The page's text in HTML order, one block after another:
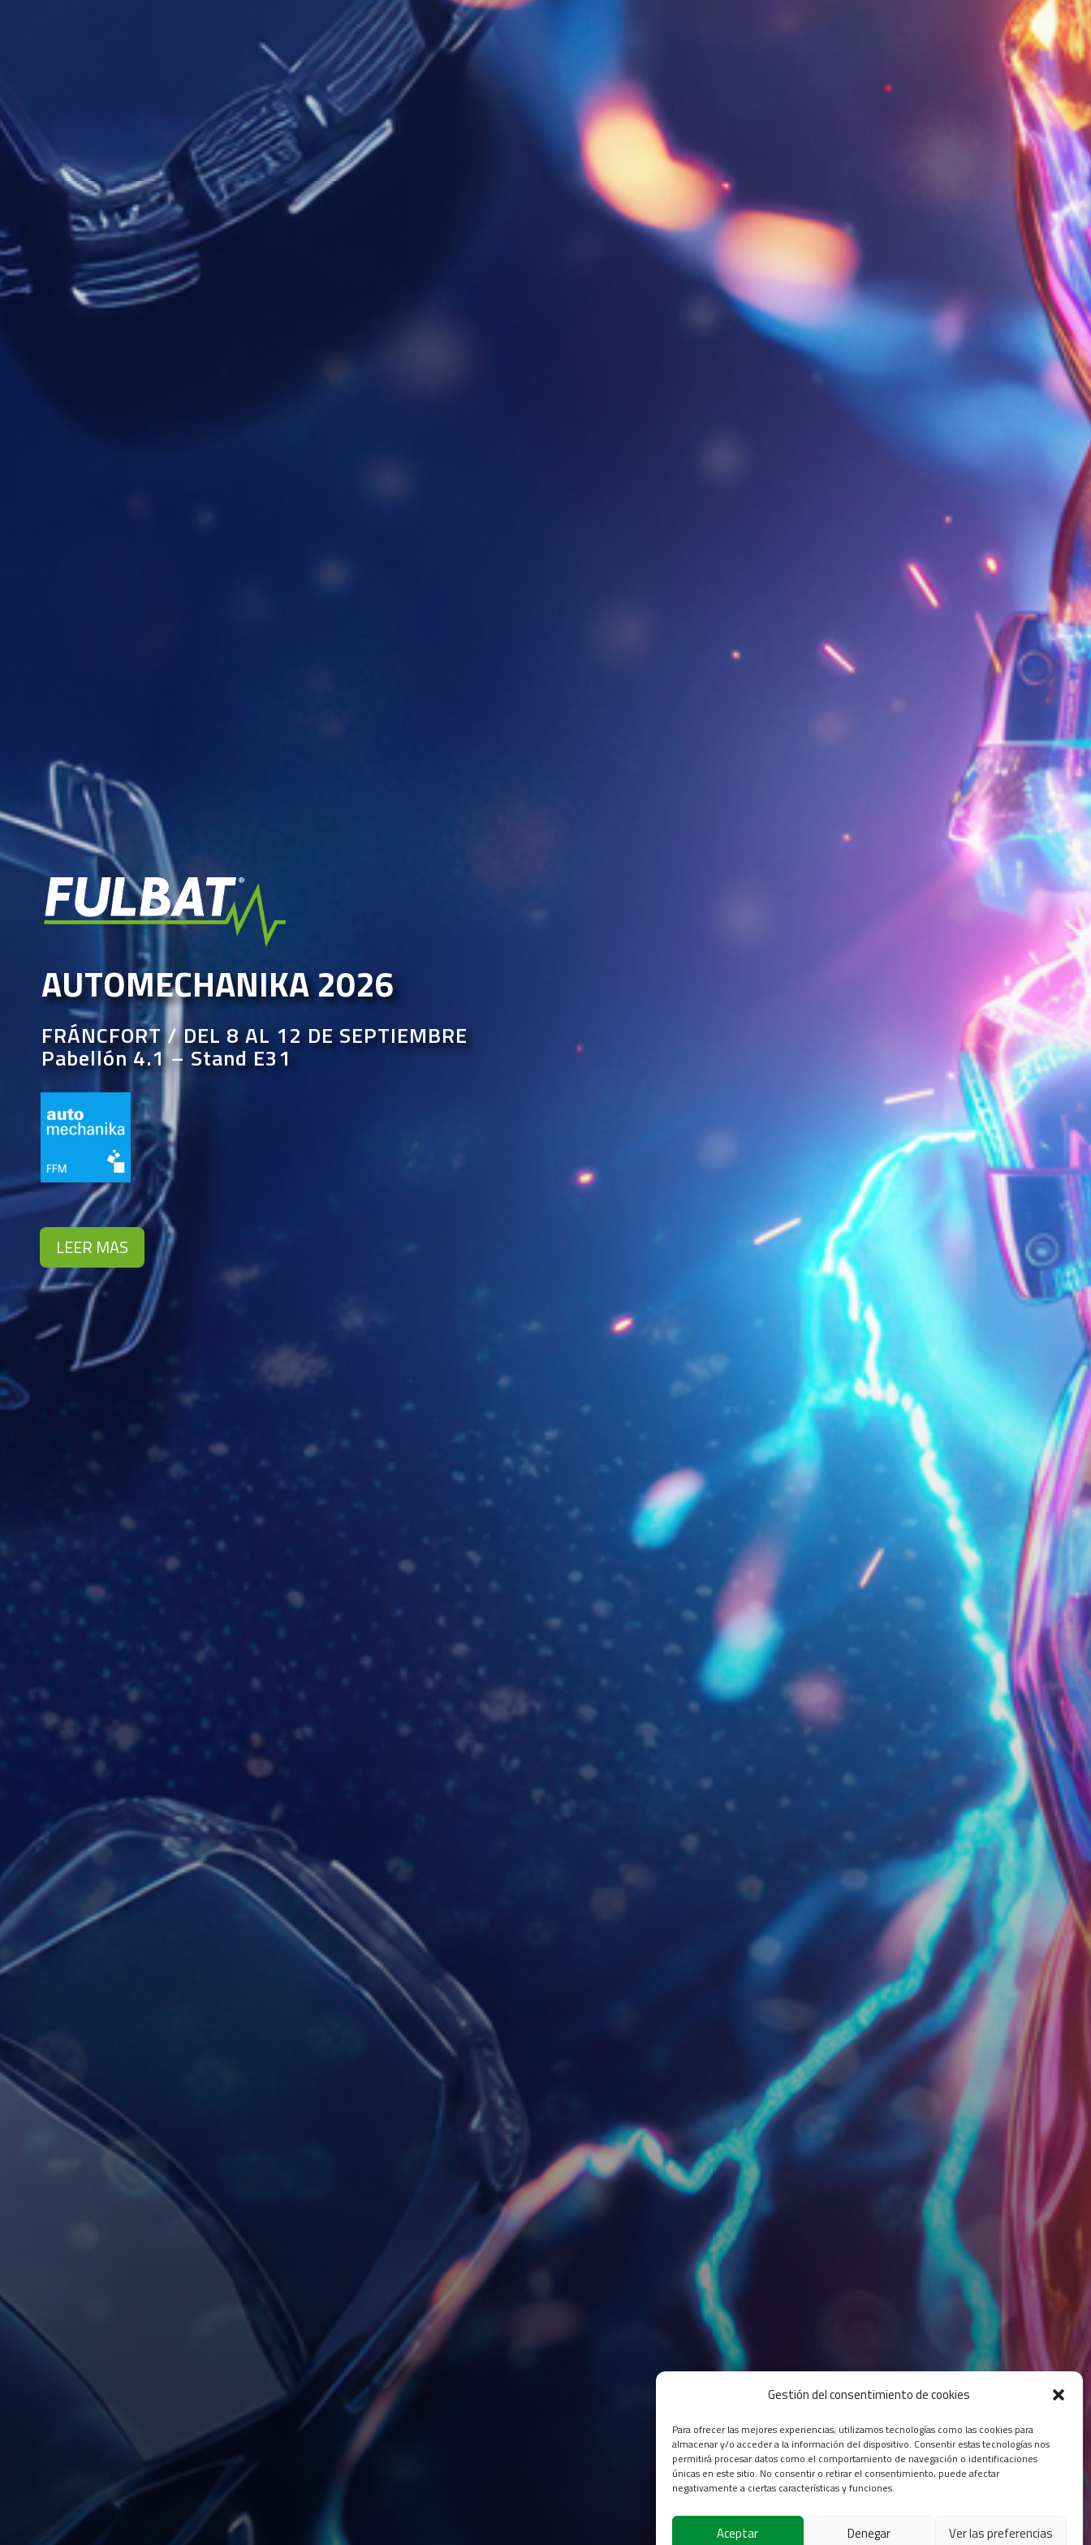
Gestión del consentimiento de cookies
Para ofrecer las mejores experiencias, utilizamos tecnologías como las cookies para
almacenar y/o acceder a la información del dispositivo. Consentir estas tecnologías nos
permitirá procesar datos como el comportamiento de navegación o identificaciones
únicas en este sitio. No consentir o retirar el consentimiento, puede afectar
negativamente a ciertas características y funciones.
Aceptar Denegar Ver las preferencias
LEER MAS
AUTOMECHANIKA 2026
FRÁNCFORT / DEL 8 AL 12 DE SEPTIEMBRE
Pabellón 4.1 – Stand E31